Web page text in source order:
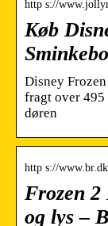
http s://
Køb
Disney
fragt over 495
døren
http s://
Frozen 2
og lys –